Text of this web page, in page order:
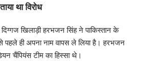
था विरोध
दिग्गज खिलाड़ी हरभजन सिंह ने पाकिस्तान के
पहले ही अपना नाम वापस ले लिया है। हरभजन
चैंपियंस टीम का हिस्सा थे।